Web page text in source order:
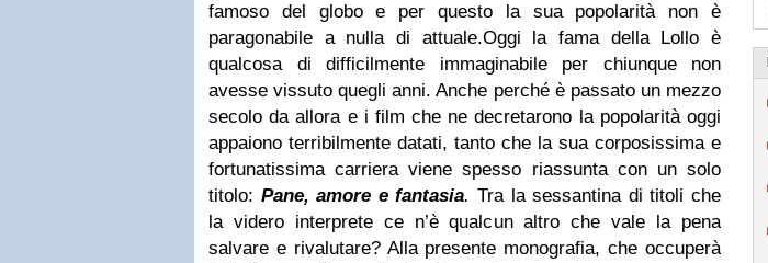
famoso del globo e per questo la sua popolarità non è
paragonabile a nulla di attuale.Oggi la fama della Lollo è
qualcosa di difficilmente immaginabile per chiunque non
avesse vissuto quegli anni. Anche perché è passato un mezzo
secolo da allora e i film che ne decretarono la popolarità oggi
appaiono terribilmente datati, tanto che la sua corposissima e
fortunatissima carriera viene spesso riassunta con un solo
titolo: Pane, amore e fantasia. Tra la sessantina di titoli che
la videro interprete ce n’è qualcun altro che vale la pena
salvare e rivalutare? Alla presente monografia, che occuperà